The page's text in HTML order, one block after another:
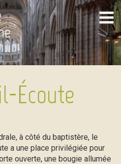
Écoute
à côté du baptistère, le
a une place privilégiée pour
ouverte, une bougie allumée